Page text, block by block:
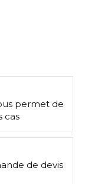
permet de
cas
de devis